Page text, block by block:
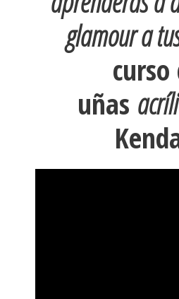
glamour a
curso
uñas